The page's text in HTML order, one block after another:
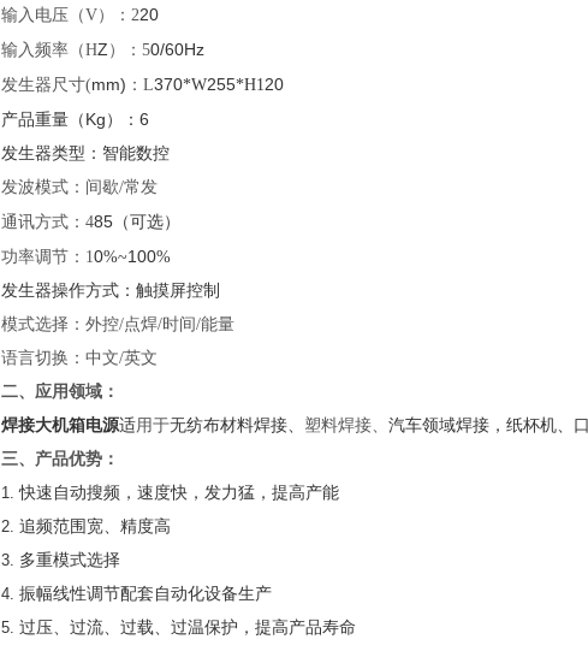
输入电压（V）： 220
输入频率（HZ ）： 50/60Hz
发生器尺寸(mm) ： L370*W255*H120
产品重量（ Kg ）： 6
发生器类型：智能数控
发波模式：间歇/常发
通讯方式： 485 （可选）
功率调节： 10%~100%
发生器操作方式：触摸屏控制
模式选择：外控/点焊/时间/能量
语言切换：中文/英文
二、应用领域：
焊接大机箱电源适用于无纺布材料焊接、 塑料焊接、 汽车领域焊接，纸杯机、
三、产品优势：
1.快速自动搜频，速度快，发力猛，提高产能
2. 追频范围宽、精度高
3. 多重模式选择
4. 振幅线性调节配套自动化设备生产
5. 过压、过流、过载、过温保护，提高产品寿命